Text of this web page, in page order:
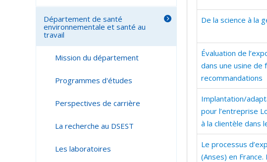
De la science à la
Évaluation de
dans une usine
recommandations
Implantation/
pour l’entreprise
à la clientèle dans
Le processus
(Anses) en
Département de santé
environnementale et santé au
travail
Mission du département
Programmes d'études
Perspectives de carrière
La recherche au DSEST
Les laboratoires